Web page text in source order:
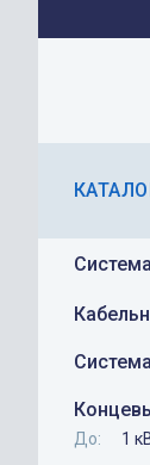
До: 1